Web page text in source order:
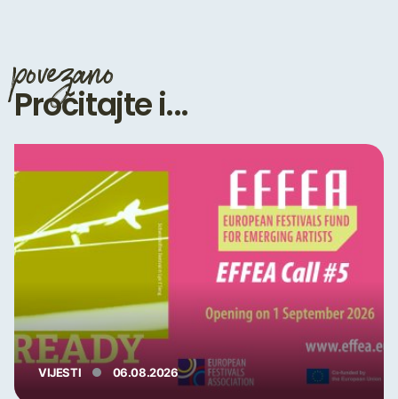
povezano
Pročitajte i...
VIJESTI 06.08.2026